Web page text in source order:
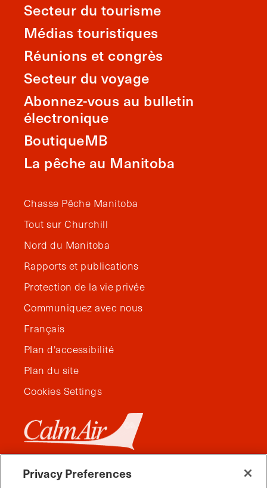
Secteur du tourisme
Médias touristiques
Réunions et congrès
Secteur du voyage
Abonnez-vous au bulletin
électronique
BoutiqueMB
La pêche au Manitoba
Chasse Pêche Manitoba
Tout sur Churchill
Nord du Manitoba
Rapports et publications
Protection de la vie privée
Communiquez avec nous
Français
Plan d'accessibilité
Plan du site
Cookies Settings
Privacy Preferences